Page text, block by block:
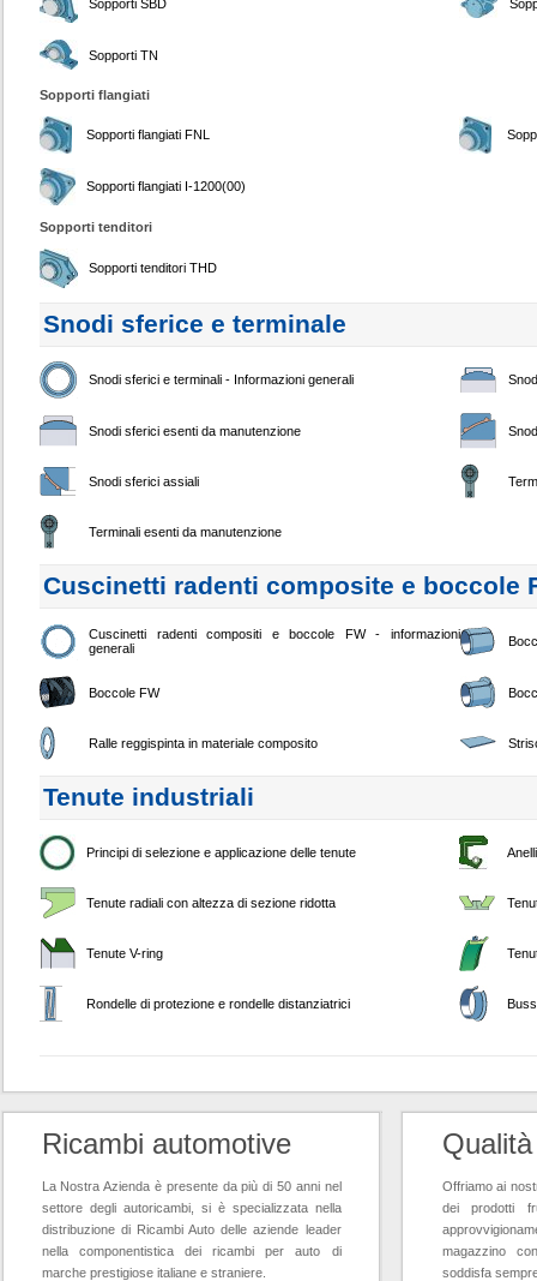
Sopporti SBD
Sopporti TN
Sopporti flangiati
Sopporti flangiati FNL
Sopporti flangiati I-1200(00)
Sopporti tenditori
Sopporti tenditori THD
Snodi sferice e terminale
Snodi sferici e terminali - Informazioni generali
Snodi sferici esenti da manutenzione
Snodi sferici assiali
Terminali esenti da manutenzione
Cuscinetti radenti composite e boccole
Cuscinetti radenti compositi e boccole FW - informazioni
generali
Boccole FW
Ralle reggispinta in materiale composito
Tenute industriali
Principi di selezione e applicazione delle tenute
Tenute radiali con altezza di sezione ridotta
Tenute V-ring
Rondelle di protezione e rondelle distanziatrici
Ricambi automotive
La Nostra Azienda è presente da più di 50 anni nel
settore degli autoricambi, si è specializzata nella
distribuzione di Ricambi Auto delle aziende leader
nella componentistica dei ricambi per auto di
marche prestigiose italiane e straniere.
Offriamo ai
dei prodotti
magazzino
soddisfa